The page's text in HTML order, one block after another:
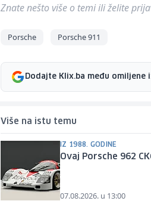
Znate nešto više o temi ili želite
Porsche Porsche 911
Dodajte Klix.ba među omiljene
Više na istu temu
IZ 1988. GODINE
Ovaj Porsche 962
07.08.2026. u 13:00